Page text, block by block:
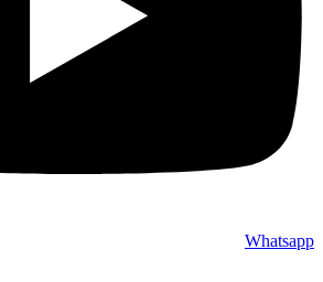
Whatsapp